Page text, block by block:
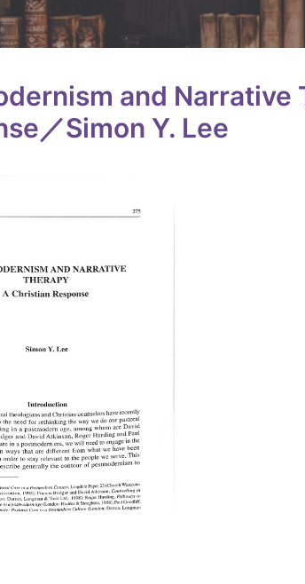
and Narrative
／Simon Y. Lee